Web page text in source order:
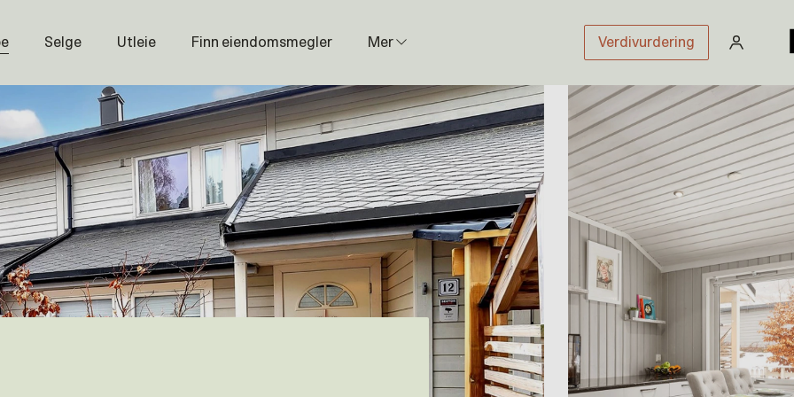
Selge Utleie Finn eiendomsmegler Mer
Prisstatistikk
Næring
Nybygg
Magasin
Om oss
Åpenhetsloven
Prisliste
Karriere
Verdivurdering